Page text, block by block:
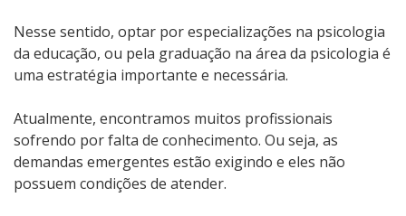
Nesse sentido, optar por especializações na psicologia
da educação, ou pela graduação na área da psicologia é
uma estratégia importante e necessária.
Atualmente, encontramos muitos profissionais
sofrendo por falta de conhecimento. Ou seja, as
demandas emergentes estão exigindo e eles não
possuem condições de atender.